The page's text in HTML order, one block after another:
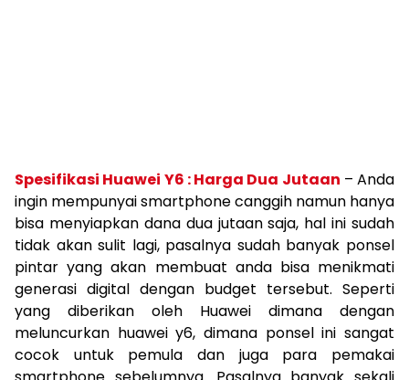
Spesifikasi Huawei Y6 : Harga Dua Jutaan – Anda
ingin mempunyai smartphone canggih namun hanya
bisa menyiapkan dana dua jutaan saja, hal ini sudah
tidak akan sulit lagi, pasalnya sudah banyak ponsel
pintar yang akan membuat anda bisa menikmati
generasi digital dengan budget tersebut. Seperti
yang diberikan oleh Huawei dimana dengan
meluncurkan huawei y6, dimana ponsel ini sangat
cocok untuk pemula dan juga para pemakai